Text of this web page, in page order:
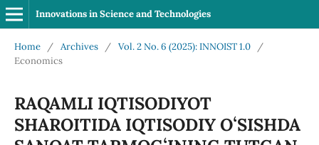
Innovations in Science and Technologies
Home / Archives / Vol. 2 No. 6 (2025): INNOIST 1.0
/
Economics
RAQAMLI IQTISODIYOT
SHAROITIDA IQTISODIY OʻSISHDA